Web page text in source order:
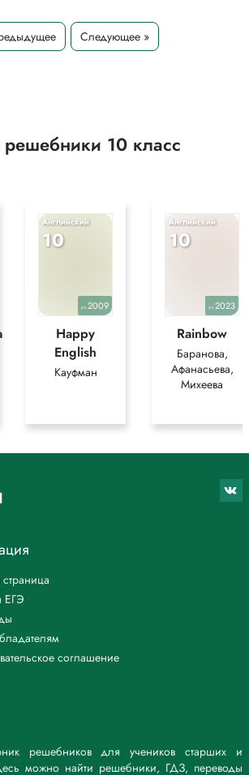
- x) + sin^2 x = 0.
исключительно в образовательных целях
решения.Следующее »
10 класс
Английский
10
уч.2009
Happy
English
Кауфман
Английский
10
уч.2023
Rainbow
Баранова,
Афанасьева,
Михеева
решебников для учеников старших и
можно найти решебники, ГДЗ, переводы
страница
ЕГЭ
соглашение